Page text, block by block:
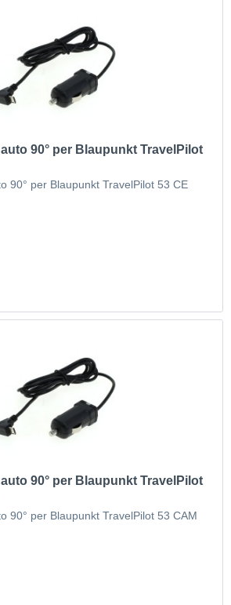
90° per Blaupunkt TravelPilot
90° per Blaupunkt TravelPilot 53 CE
90° per Blaupunkt TravelPilot
90° per Blaupunkt TravelPilot 53 CAM